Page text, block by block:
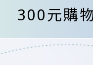
300元購